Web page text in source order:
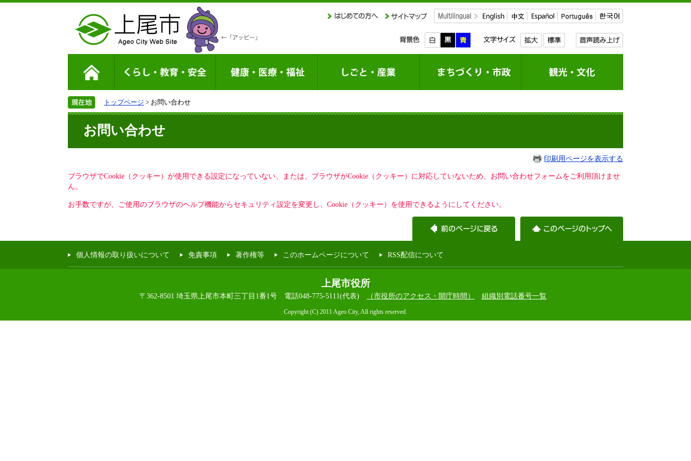
トップページ > お問い合わせ
お問い合わせ
印刷用ページを表示する
ブラウザでCookie（クッキー）が使用できる設定になっていない、または、ブラウザがCookie（クッキー）に対応していないため、お問い合わせフォームをご利用頂けませ
ん。
お手数ですが、ご使用のブラウザのヘルプ機能からセキュリティ設定を変更し、Cookie（クッキー）を使用できるようにしてください。
個人情報の取り扱いについて 免責事項 著作権等 このホームページについて RSS配信について
上尾市役所
〒362-8501 埼玉県上尾市本町三丁目1番1号 電話048-775-5111(代表) （市役所のアクセス・開庁時間） 組織別電話番号一覧
Copyright (C) 2011 Ageo City, All rights reserved.